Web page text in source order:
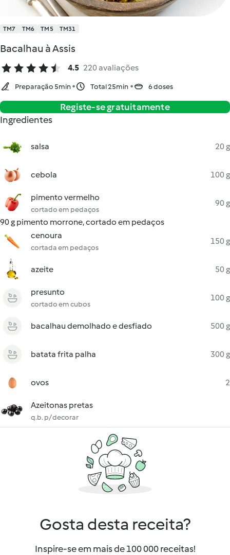
TM7 TM6 TM5 TM31
Bacalhau à Assis
4.5 220 avaliações
Preparação 5min Total 25min 6 doses
Registe-se gratuitamente
Ingredientes
salsa 20 g
cebola 100 g
pimento vermelho
cortado em pedaços
90 g
90 g pimento morrone, cortado em pedaços
cenoura
cortada em pedaços
150 g
azeite 50 g
presunto
cortado em cubos
100 g
bacalhau demolhado e desfiado 500 g
batata frita palha 300 g
ovos 2
Azeitonas pretas
q.b. p/ decorar
Gosta desta receita?
Inspire-se em mais de 100 000 receitas!